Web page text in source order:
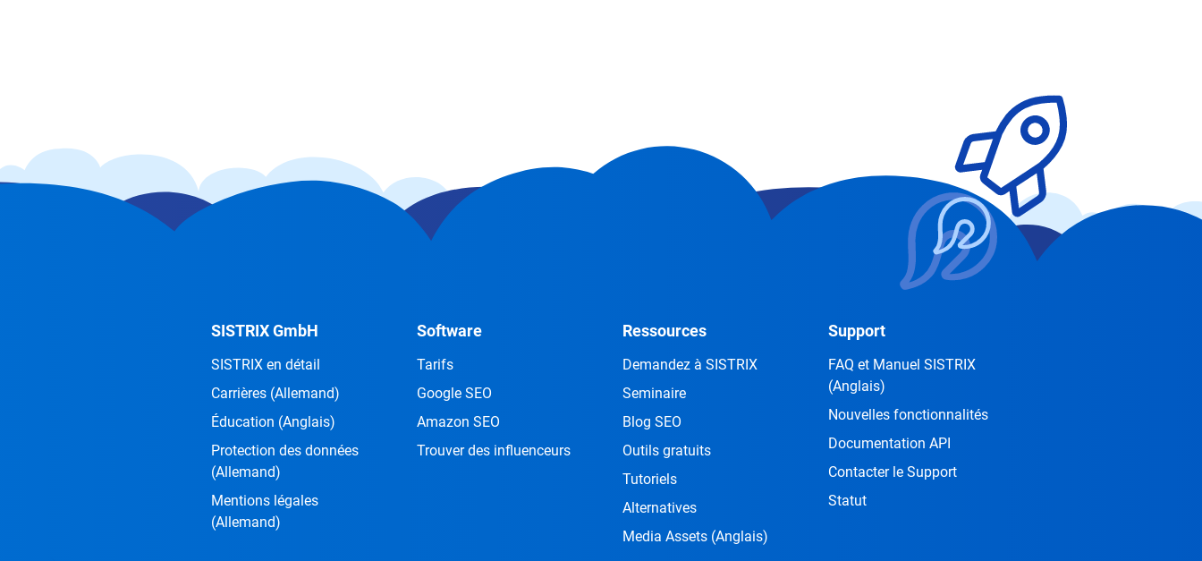
SISTRIX GmbH
SISTRIX en détail
Carrières (Allemand)
Éducation (Anglais)
Protection des données
(Allemand)
Mentions légales
(Allemand)
Software
Tarifs
Google SEO
Amazon SEO
Trouver des influenceurs
Ressources
Demandez à SISTRIX
Seminaire
Blog SEO
Outils gratuits
Tutoriels
Alternatives
Media Assets (Anglais)
Support
FAQ et Manuel SISTRIX
(Anglais)
Nouvelles fonctionnalités
Documentation API
Contacter le Support
Statut